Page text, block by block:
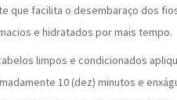
que facilita o desembaraço dos
e hidratados por mais tempo.
limpos e condicionados
10 (dez) minutos e